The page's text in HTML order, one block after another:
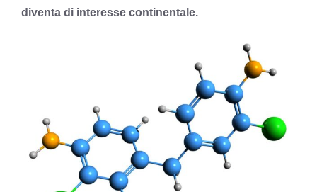
diventa di interesse continentale.